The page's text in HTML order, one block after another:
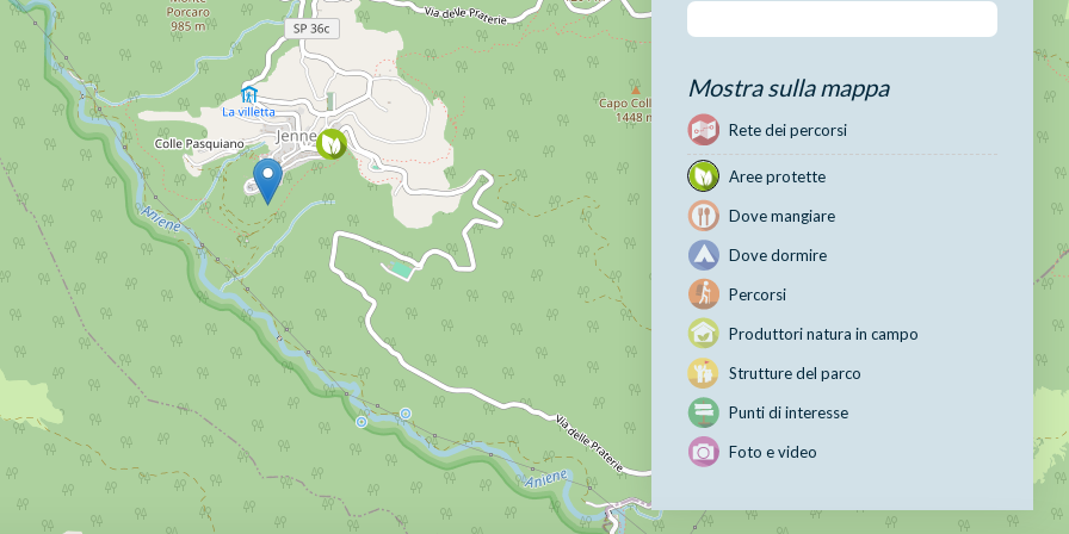
Mostra sulla mappa
Rete dei percorsi
Aree protette
Dove mangiare
Dove dormire
Percorsi
Produttori natura in campo
Strutture del parco
Punti di interesse
Foto e video